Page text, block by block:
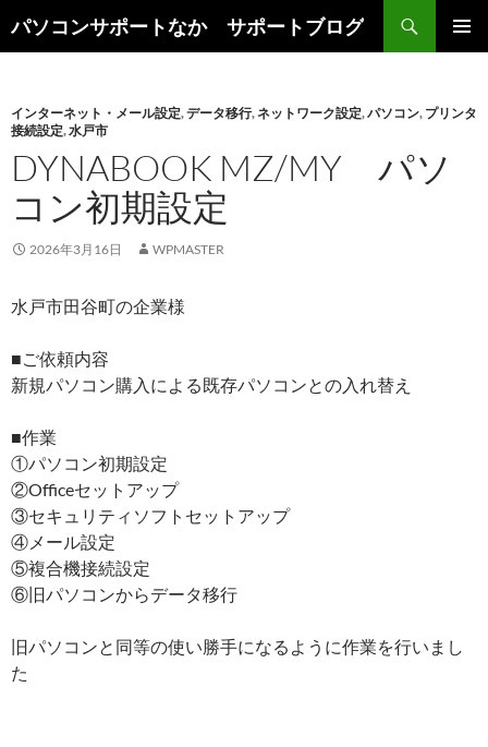
パソコンサポートなか サポートブログ
索
ン
ツ
へ
ス
キ
プ
インターネット・メール設定,データ移行,ネットワーク設定,パソコン, プリンタ
接続設定,水戸市
DYNABOOK MZ/MY パソ
コン初期設定
2026年3月16日 WPMASTER
水戸市田谷町の企業様
■ご依頼内容
新規パソコン購入による既存パソコンとの入れ替え
■作業
①パソコン初期設定
②Officeセットアップ
③セキュリティソフトセットアップ
④メール設定
⑤複合機接続設定
⑥旧パソコンからデータ移行
旧パソコンと同等の使い勝手になるように作業を行いまし
た